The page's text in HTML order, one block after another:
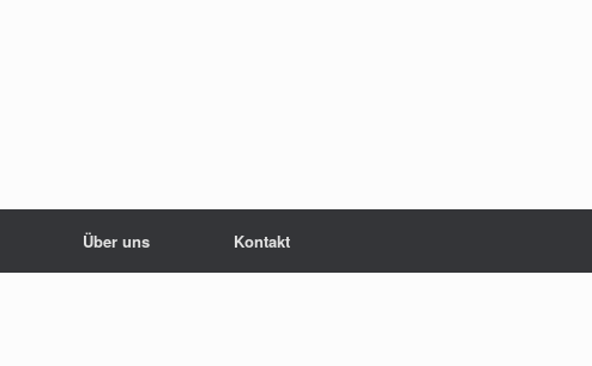
Über uns Kontakt